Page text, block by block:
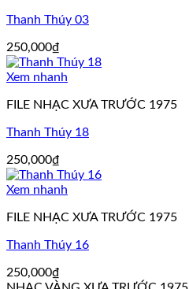
Thanh Thúy 03
250,000₫
Xem nhanh
FILE NHẠC XƯA TRƯỚC 1975
Thanh Thúy 18
250,000₫
Xem nhanh
FILE NHẠC XƯA TRƯỚC 1975
Thanh Thúy 16
250,000₫